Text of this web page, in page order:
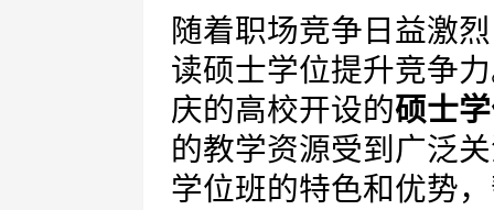
随着职场竞争日益激
读硕士学位提升竞争
庆的高校开设的硕士
的教学资源受到广泛
学位班的特色和优势